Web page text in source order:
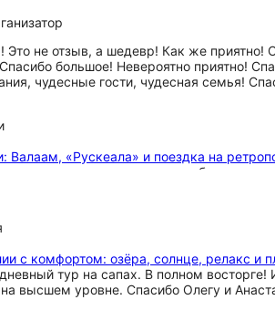
Это не отзыв, а шедевр! Как же
большое! Невероятно приятно!
чудесные гости, чудесная семья!
Валаам, «Рускеала» и поездка на
поделиться впечатлениями об одном
вовсе,но не только природная
данной поездки!! Елене
то,как она знает
бесконечно!! спасибо большое
тут хочется прокричать на
:))
с комфортом: озёра, солнце, релакс и
тур на сапах. В полном восторге!
высшем уровне. Спасибо Олегу и